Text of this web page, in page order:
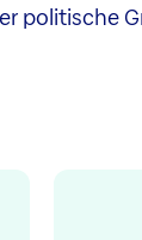
politische